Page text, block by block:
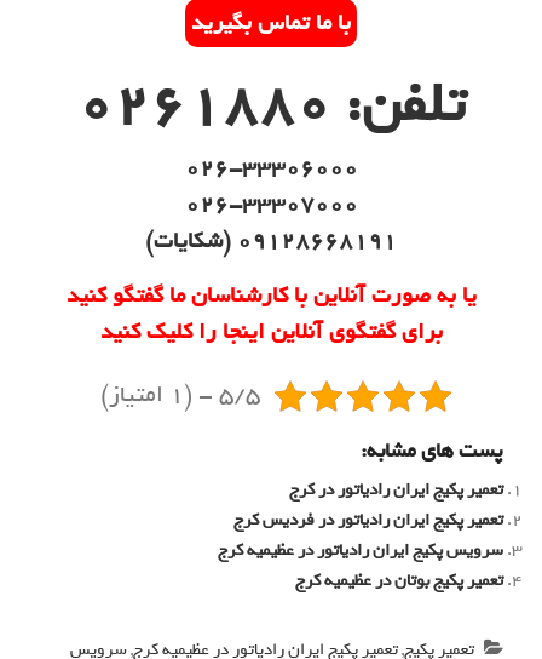
با ما تماس بگیرید
تلفن: 0261880
026-33306000
026-33307000
09128668191 (شکایات)
یا به صورت آنلاین با کارشناسان ما گفتگو کنید
برای گفتگوی آنلاین اینجا را کلیک کنید
5/5 - (1 امتیاز)
پست های مشابه:
تعمیر پکیج ایران رادیاتور در کرج
تعمیر پکیج ایران رادیاتور در فردیس کرج
سرویس پکیج ایران رادیاتور در عظیمیه کرج
تعمیر پکیج بوتان در عظیمیه کرج
تعمیر پکیج,تعمیر پکیج ایران رادیاتور در عظیمیه کرج,سرویس